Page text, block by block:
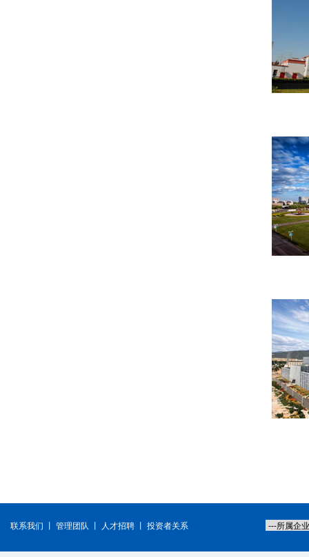
联系我们 管理团队 人才招聘 投资者关系